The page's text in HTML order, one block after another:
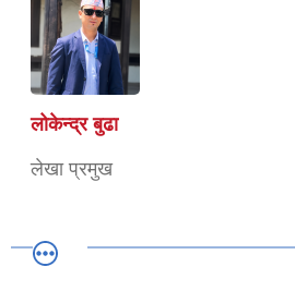
लोकेन्द्र बुढा
लेखा प्रमुख